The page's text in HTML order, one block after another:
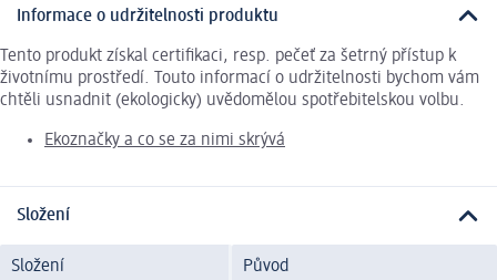
Informace o udržitelnosti produktu
Tento produkt získal certifikaci, resp. pečeť za šetrný přístup k
životnímu prostředí. Touto informací o udržitelnosti bychom vám
chtěli usnadnit (ekologicky) uvědomělou spotřebitelskou volbu.
Ekoznačky a co se za nimi skrývá
Složení
Složení Původ